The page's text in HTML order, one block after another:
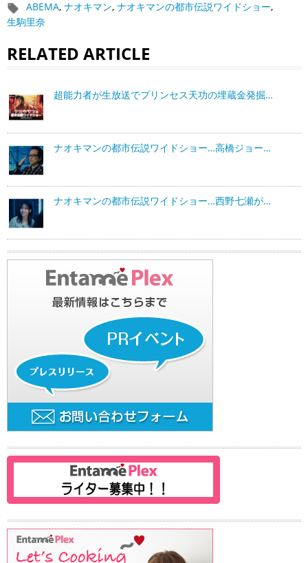
ABEMA, ナオキマン, ナオキマンの都市伝説ワイドショー,
生駒里奈
RELATED ARTICLE
超能力者が生放送でプリンセス天功の埋蔵金発掘…
ナオキマンの都市伝説ワイドショー…高橋ジョー…
ナオキマンの都市伝説ワイドショー…西野七瀬が…